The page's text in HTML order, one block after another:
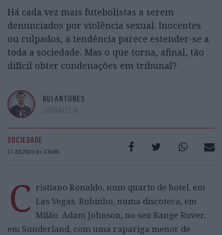
Há cada vez mais futebolistas a serem
denunciados por violência sexual. Inocentes
ou culpados, a tendência parece estender-se a
toda a sociedade. Mas o que torna, afinal, tão
difícil obter condenações em tribunal?
RUI ANTUNES
JORNALISTA
SOCIEDADE
17.02.2024 às 13h00
C ristiano Ronaldo, num quarto de hotel, em
Las Vegas. Robinho, numa discoteca, em
Milão. Adam Johnson, no seu Range Rover,
em Sunderland, com uma rapariga menor de